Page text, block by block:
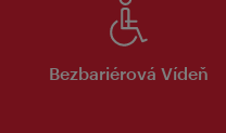
Bezbariérová Vídeň